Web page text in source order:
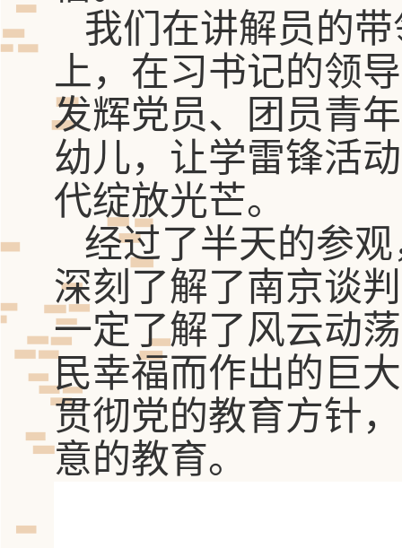
我们在讲解员的
上，在习书记的领
发辉党员、
团员青年
幼儿， 让学雷锋活
代绽放光芒。
经过了半天的参
深刻了解了南京谈
一定了解了风云动
民幸福而作出的巨
贯彻党的教育方针
意的教育。